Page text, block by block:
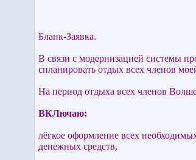
Бланк-Заявка.
В связи с модернизацией системы
спланировать отдых всех членов
На период отдыха всех членов
ВКЛючаю:
лёгкое оформление всех
денежных средств,